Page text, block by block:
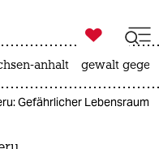

taz zahl ich
anhalt gewalt
Gefährlicher Lebensraum